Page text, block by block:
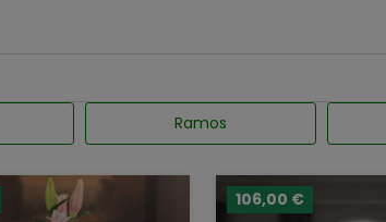
Ramos
106,00 €